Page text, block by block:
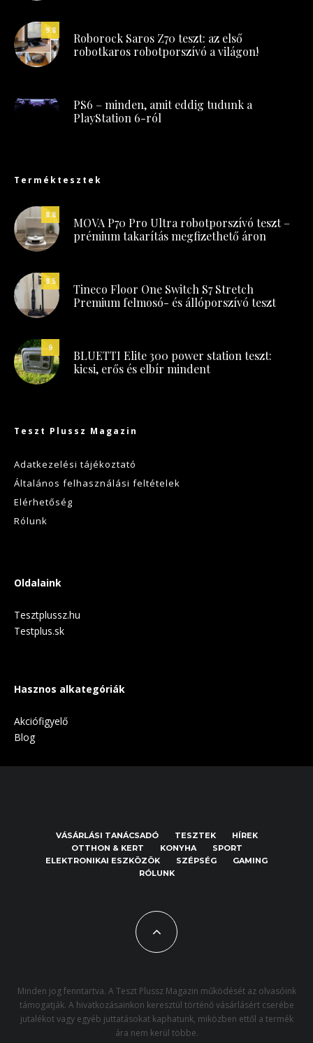
9.8
Roborock Saros Z70 teszt: az első
robotkaros robotporszívó a világon!
PS6 – minden, amit eddig tudunk a
PlayStation 6-ról
Terméktesztek
8.8
MOVA P70 Pro Ultra robotporszívó teszt –
prémium takarítás megfizethető áron
8.5
Tineco Floor One Switch S7 Stretch
Premium felmosó- és állóporszívó teszt
9
BLUETTI Elite 300 power station teszt:
kicsi, erős és elbír mindent
Teszt Plussz Magazin
Adatkezelési tájékoztató
Általános felhasználási feltételek
Elérhetőség
Rólunk
Oldalaink
Tesztplussz.hu
Testplus.sk
Hasznos alkategóriák
Akciófigyelő
Blog
VÁSÁRLÁSI TANÁCSADÓ TESZTEK
HÍREK
OTTHON & KERT
KONYHA
SPORT
ELEKTRONIKAI ESZKÖZÖK
SZÉPSÉG
GAMING
RÓLUNK
Minden jog fenntartva. A Teszt Plussz Magazin működését az olvasóink
támogatják. A hivatkozásainkon keresztül történő vásárlásért cserébe
jutalékot vagy egyéb juttatásokat kaphatunk, miközben ettől a termék
ára nem kerül többe.